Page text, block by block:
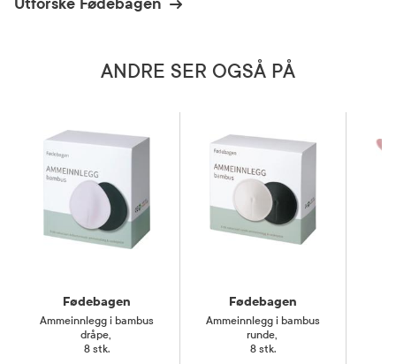
ANDRE SER OGSÅ PÅ
Fødebagen
Ammeinnlegg i bambus
dråpe,
8 stk.
Fødebagen
Ammeinnlegg i bambus
runde,
8 stk.